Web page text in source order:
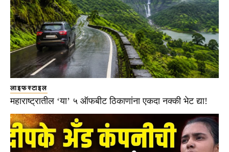
लाइफस्टाइल
महाराष्ट्रातील ‘या’ ५ ऑफबीट ठिकाणांना एकदा नक्की भेट द्या!